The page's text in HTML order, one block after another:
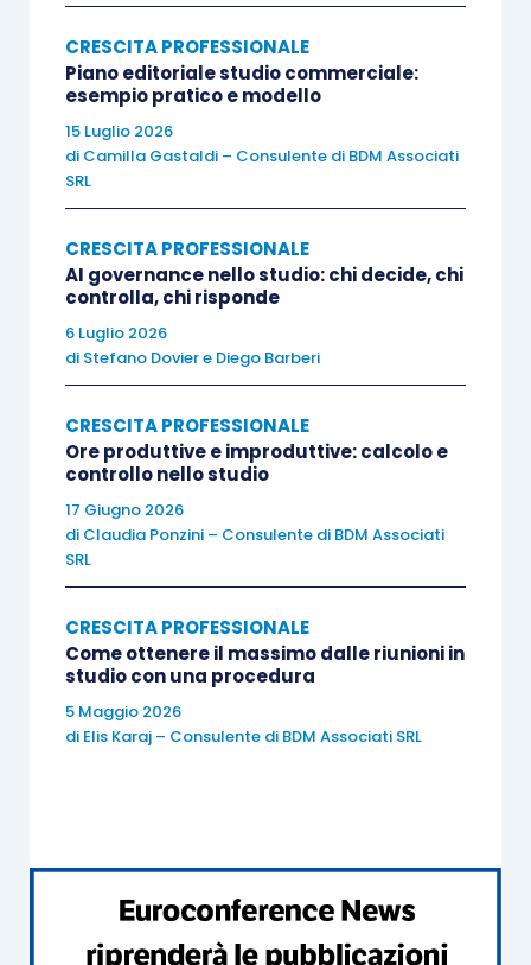
comprensione e un migliore utilizzo delle abilità
personali, relazionali e comunicative
quello professionale.
CRESCITA PROFESSIONALE
Piano editoriale studio commerciale:
esempio pratico e modello
15 Luglio 2026
di Camilla Gastaldi – Consulente di BDM Associati
SRL
CRESCITA PROFESSIONALE
AI governance nello studio: chi decide, chi
controlla, chi risponde
6 Luglio 2026
di Stefano Doviere Diego Barberi
CRESCITA PROFESSIONALE
Ore produttive e improduttive: calcolo e
controllo nello studio
17 Giugno 2026
di Claudia Ponzini – Consulente di BDM Associati
SRL
CRESCITA PROFESSIONALE
Come ottenere il massimo dalle riunioni in
studio con una procedura
5 Maggio 2026
di Elis Karaj – Consulente di BDM Associati SRL